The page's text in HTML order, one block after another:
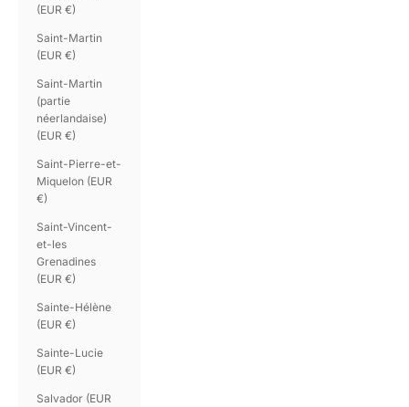
(EUR €)
Saint-Martin
(EUR €)
Saint-Martin
(partie
néerlandaise)
(EUR €)
Saint-Pierre-et-
Miquelon (EUR
€)
Saint-Vincent-
et-les
Grenadines
(EUR €)
Sainte-Hélène
(EUR €)
Sainte-Lucie
(EUR €)
Salvador (EUR